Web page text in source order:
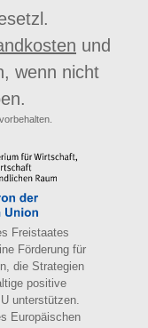
und
wenn nicht
Freistaates
Förderung für
die Strategien
positive
unterstützen.
Europäischen